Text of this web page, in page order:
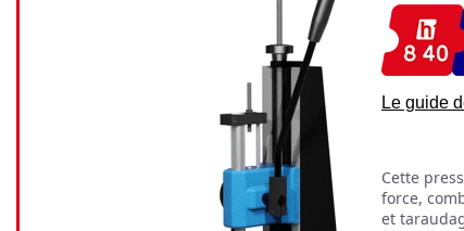
Le guide
Cette
force,
et